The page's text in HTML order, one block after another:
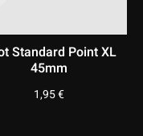
Standard Point XL
45mm
1,95€